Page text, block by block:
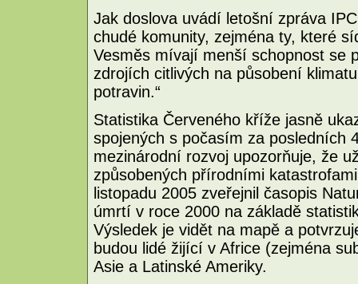
Jak doslova uvádí letošní zpráva
chudé komunity, zejména ty, které
Vesměs mívají menší schopnost se
zdrojích citlivých na působení
potravin.“
Statistika Červeného kříže jasně
spojených s počasím za posledních
mezinárodní rozvoj upozorňuje, že
způsobených přírodními
listopadu 2005 zveřejnil časopis
úmrtí v roce 2000 na základě
Výsledek je vidět na mapě a
budou lidé žijící v Africe (zejména
Asie a Latinské Ameriky.